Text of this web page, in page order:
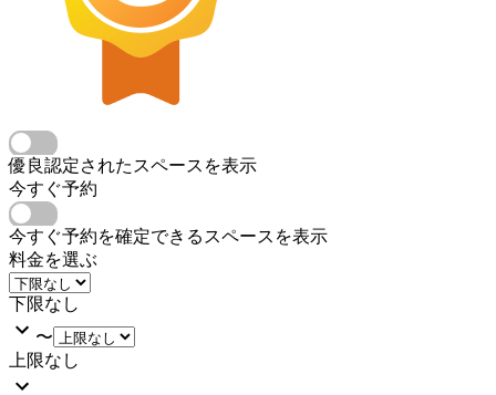
優良認定されたスペースを表示
今すぐ予約
今すぐ予約を確定できるスペースを表示
料金を選ぶ
下限なし
〜
上限なし